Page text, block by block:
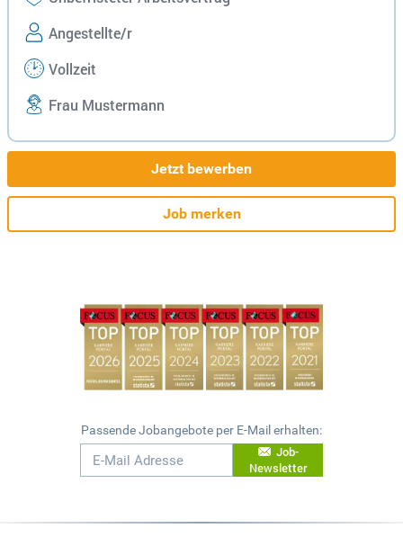
Angestellte/r
Vollzeit
Frau Mustermann
Jetzt bewerben
Job merken
Passende Jobangebote per E-Mail erhalten:
Job-
Newsletter